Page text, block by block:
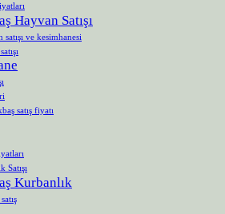
Hayvan Satışı
ve kesimhanesi
satış fiyatı
Satışı
Kurbanlık